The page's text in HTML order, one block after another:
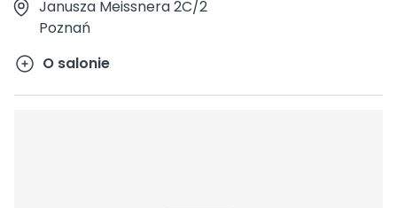
Janusza Meissnera 2C/2
Poznań
O salonie